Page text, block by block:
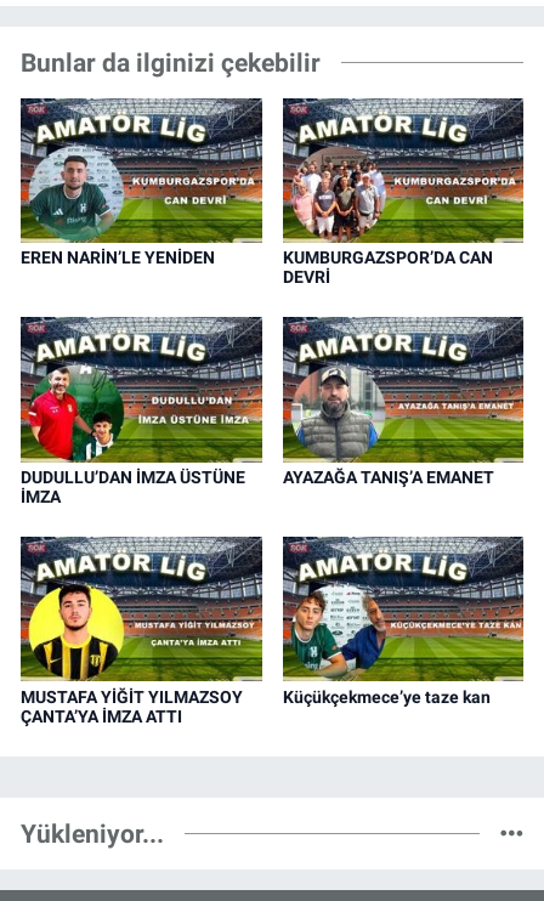
Bunlar da ilginizi çekebilir
EREN NARİN’LE YENİDEN
KUMBURGAZSPOR’DA CAN
DEVRİ
DUDULLU’DAN İMZA ÜSTÜNE
İMZA
AYAZAĞA TANIŞ’A EMANET
MUSTAFA YİĞİT YILMAZSOY
ÇANTA’YA İMZA ATTI
Küçükçekmece’ye taze kan
Yükleniyor...